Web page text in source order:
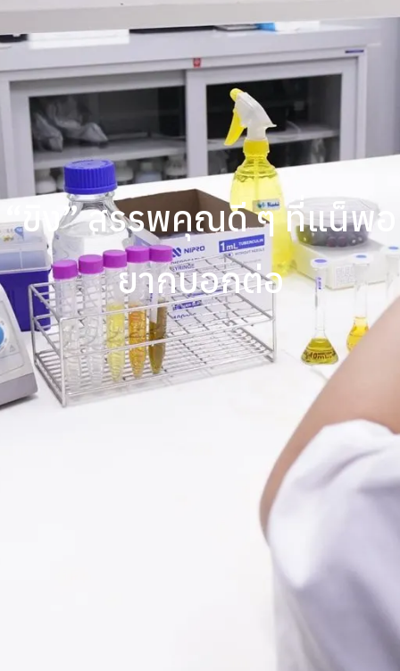
“ขิง” สรรพคุณดี ๆ ที่แน็พอ
ยากบอกต่อ